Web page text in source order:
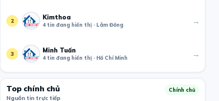
2 Kimthoa
4 tin đang hiển thị · Lâm Đồng →
3 Minh Tuấn
4 tin đang hiển thị · Hồ Chí Minh →
Top chính chủ
Nguồn tin trực tiếp
Chính chủ